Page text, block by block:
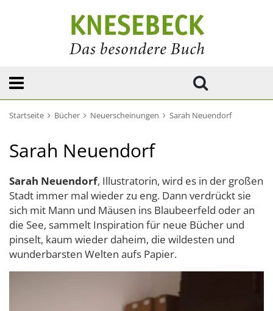
Startseite Bücher Neuerscheinungen Sarah Neuendorf
Sarah Neuendorf
Sarah Neuendorf, Illustratorin, wird es in der großen
Stadt immer mal wieder zu eng. Dann verdrückt sie
sich mit Mann und Mäusen ins Blaubeerfeld oder an
die See, sammelt Inspiration für neue Bücher und
pinselt, kaum wieder daheim, die wildesten und
wunderbarsten Welten aufs Papier.